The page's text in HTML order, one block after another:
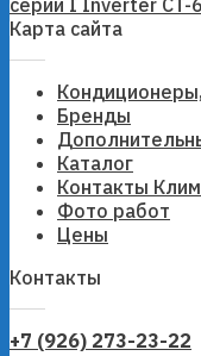
Карта сайта
Бренды
Каталог
Контакты
Фото работ
Цены
Контакты
+7 (926) 273-23-22